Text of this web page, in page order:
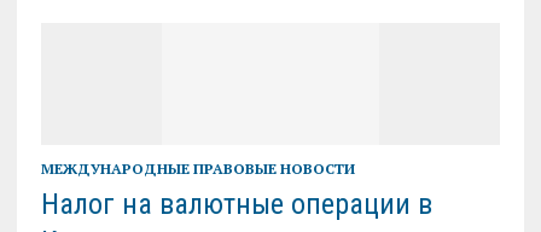
МЕЖДУНАРОДНЫЕ ПРАВОВЫЕ НОВОСТИ
Налог на валютные операции в